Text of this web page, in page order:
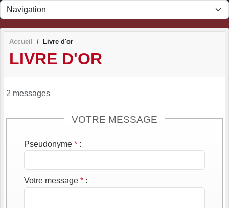
Accueil Livre d'or
LIVRE D'OR
2 messages
VOTRE MESSAGE
Pseudonyme * :
Votre message * :
Panneau de gestion des cookies